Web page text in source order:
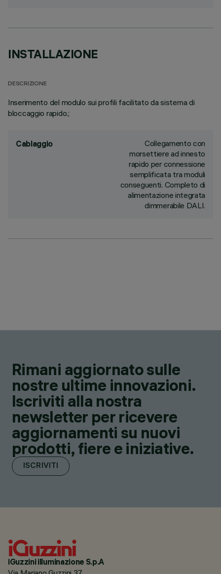
INSTALLAZIONE
DESCRIZIONE
Inserimento del modulo sui profili facilitato da sistema di
bloccaggio rapido.;
Cablaggio
Collegamento con
morsettiere ad innesto
rapido per connessione
semplificata tra moduli
conseguenti. Completo di
alimentazione integrata
dimmerabile DALI.
Rimani aggiornato sulle
nostre ultime innovazioni.
Iscriviti alla nostra
newsletter per ricevere
aggiornamenti su nuovi
prodotti, fiere e iniziative.
ISCRIVITI
iGuzzini illuminazione S.p.A